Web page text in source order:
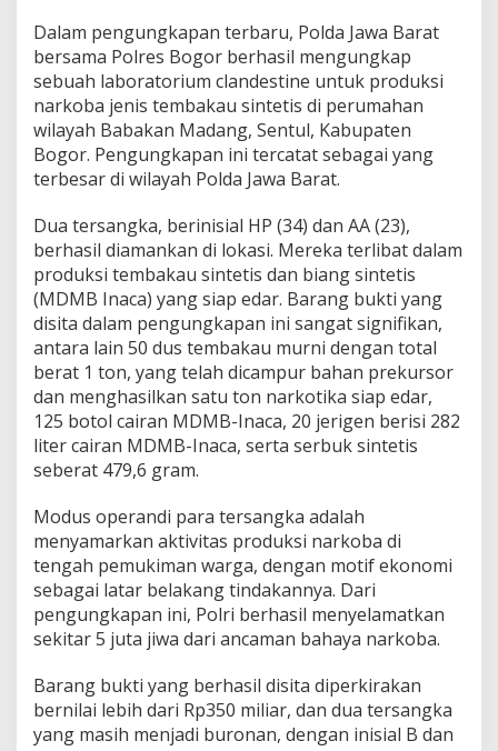
Dalam pengungkapan terbaru, Polda Jawa Barat
bersama Polres Bogor berhasil mengungkap
sebuah laboratorium clandestine untuk produksi
narkoba jenis tembakau sintetis di perumahan
wilayah Babakan Madang, Sentul, Kabupaten
Bogor. Pengungkapan ini tercatat sebagai yang
terbesar di wilayah Polda Jawa Barat.
Dua tersangka, berinisial HP (34) dan AA (23),
berhasil diamankan di lokasi. Mereka terlibat dalam
produksi tembakau sintetis dan biang sintetis
(MDMB Inaca) yang siap edar. Barang bukti yang
disita dalam pengungkapan ini sangat signifikan,
antara lain 50 dus tembakau murni dengan total
berat 1 ton, yang telah dicampur bahan prekursor
dan menghasilkan satu ton narkotika siap edar,
125 botol cairan MDMB-Inaca, 20 jerigen berisi 282
liter cairan MDMB-Inaca, serta serbuk sintetis
seberat 479,6 gram.
Modus operandi para tersangka adalah
menyamarkan aktivitas produksi narkoba di
tengah pemukiman warga, dengan motif ekonomi
sebagai latar belakang tindakannya. Dari
pengungkapan ini, Polri berhasil menyelamatkan
sekitar 5 juta jiwa dari ancaman bahaya narkoba.
Barang bukti yang berhasil disita diperkirakan
bernilai lebih dari Rp350 miliar, dan dua tersangka
yang masih menjadi buronan, dengan inisial B dan